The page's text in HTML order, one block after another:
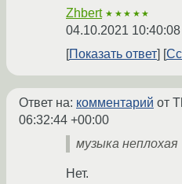
Zhbert ★★★★★
04.10.2021
Показать ответ
Ответ на: комментарий от
06:32:44 +00:00
музыка неплохая
Нет.